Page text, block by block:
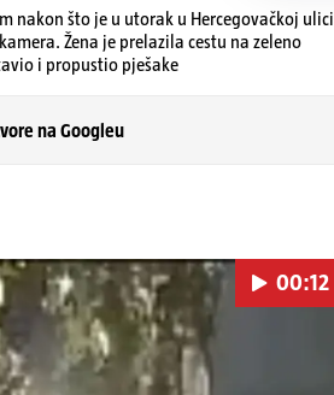
nakon što je u utorak u Hercegovačkoj ulici
Žena je prelazila cestu na zeleno
i propustio pješake
na Googleu
00:12